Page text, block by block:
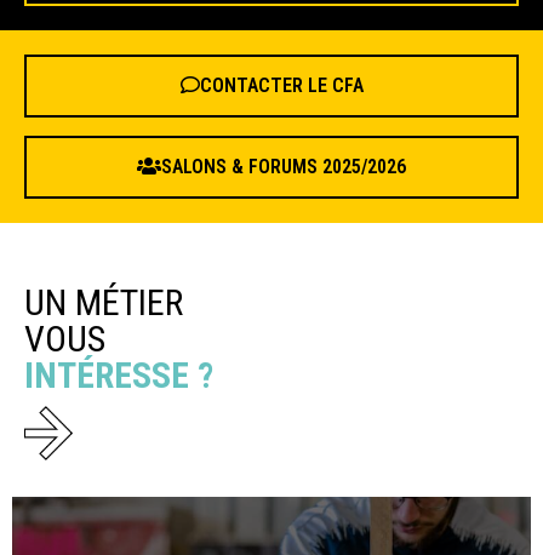
CONTACTER LE CFA
SALONS & FORUMS 2025/2026
UN MÉTIER
VOUS
INTÉRESSE ?